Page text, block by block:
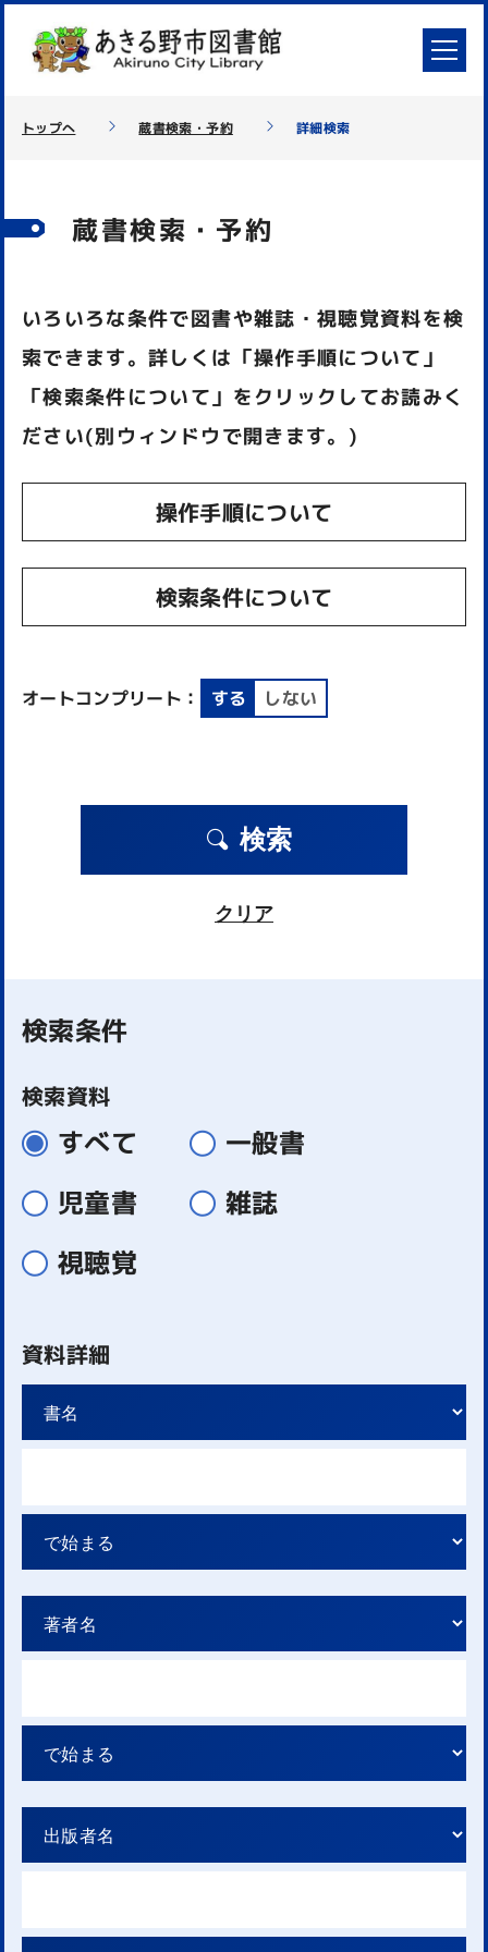
トップへ 蔵書検索・予約 詳細検索
蔵書検索・予約
いろいろな条件で図書や雑誌・視聴覚資料を検
索できます。詳しくは「操作手順について」
「検索条件について」をクリックしてお読みく
ださい(別ウィンドウで開きます。)
操作手順について
検索条件について
オートコンプリート： する しない
検索
クリア
検索条件
検索資料
すべて
一般書
児童書
雑誌
視聴覚
資料詳細